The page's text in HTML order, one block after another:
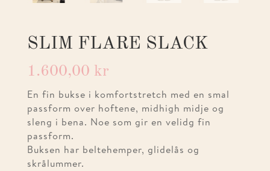
SLIM FLARE SLACK
1.600,00 kr
En fin bukse i komfortstretch med en smal
passform over hoftene, midhigh midje og
sleng i bena. Noe som gir en velidg fin
passform.
Buksen har beltehemper, glidelås og
skrålummer.